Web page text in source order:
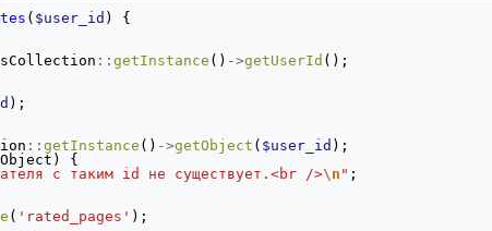
( $user_id )
{
::getInstance () ->getUserId ();
);
::getInstance () ->getObject ( $user_id );
)
{
с таким id не существует.<br />\n " ;
( 'rated_pages' );